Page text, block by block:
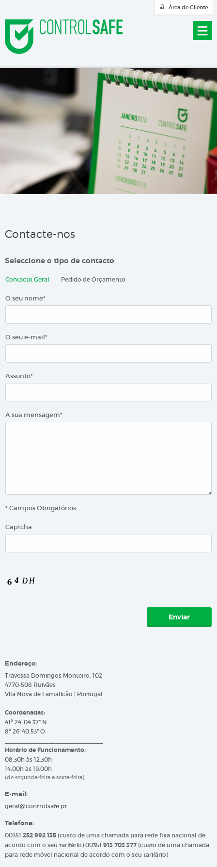
Área de Cliente
Contacte-nos
Seleccione o tipo de contacto
Contacto Geral Pedido de Orçamento
O seu nome*
O seu e-mail*
Assunto*
A sua mensagem*
* Campos Obrigatórios
Captcha
Endereço:
Travessa Domingos Monteiro, 102
4770-508 Ruivães
Vila Nova de Famalicão | Portugal
Coordenadas:
41º 24' 04.37" N
8º 26' 40.53" O
Horário de Funcionamento:
08:30h às 12:30h
14:00h às 19:00h
(de segunda-feira a sexta-feira)
E-mail:
geral@controlsafe.pt
Telefone:
00351 252 992 135 (custo de uma chamada para rede fixa nacional de
acordo com o seu tarifário) 00351 913 703 377 (custo de uma chamada
para rede móvel nacional de acordo com o seu tarifário)